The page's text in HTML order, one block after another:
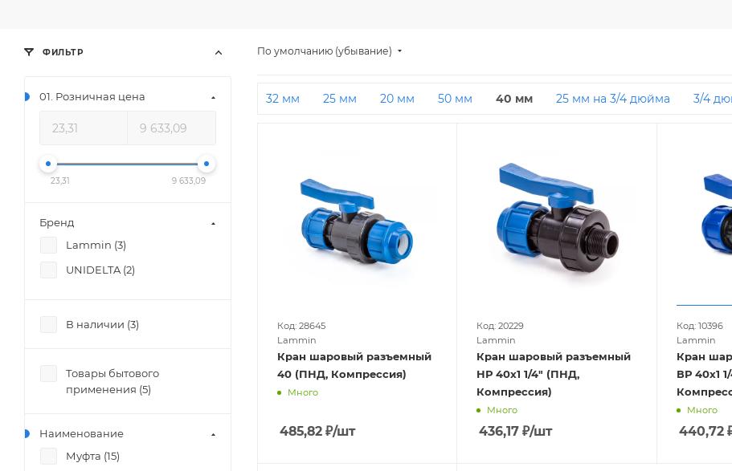
По умолчанию (убывание)
32 мм 25 мм 20 мм 50 мм 40 мм 25 мм на 3/4 дюйма 3/4
Код: 28645
Lammin
Кран шаровый разъемный
40 (ПНД, Компрессия)
Много
485,82 ₽/шт
Код: 20229
Lammin
Кран шаровый разъемный
НР 40х1 1/4" (ПНД,
Компрессия)
Много
436,17 ₽/шт
Код: 10396
Lammin
Кран
ВР 40х1 1/4"
Много
440,72
ФИЛЬТР
01. Розничная цена
23,31 9 633,09
Бренд
Lammin (3)
UNIDELTA (2)
В наличии (3)
Товары бытового
применения (5)
Наименование
Муфта (15)